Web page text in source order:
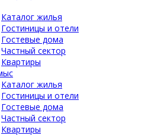
Каталог жилья
Гостиницы и отели
Гостевые дома
Частный сектор
Квартиры
Каталог жилья
Гостиницы и отели
Гостевые дома
Частный сектор
Квартиры